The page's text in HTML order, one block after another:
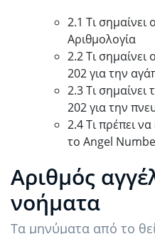
2.1 Τι σημαίνει
Αριθμολογία
2.2 Τι σημαίνει
202 για την
2.3 Τι
202 για την
2.4 Τι πρέπει
το Angel
Αριθμός
νοήματα
Τα μηνύματα από το